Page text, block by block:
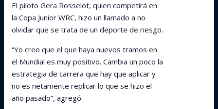
El piloto Gera Rosselot, quien competirá en
la Copa Junior WRC, hizo un llamado a no
olvidar que se trata de un deporte de riesgo.
“Yo creo que el que haya nuevos tramos en
el Mundial es muy positivo. Cambia un poco la
estrategia de carrera que hay que aplicar y
no es netamente replicar lo que se hizo el
año pasado”, agregó.